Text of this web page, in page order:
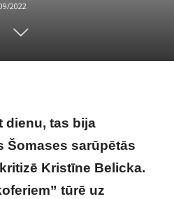
2022
dienu, tas bija
Šomases sarūpētās
Kristīne Belicka.
tūrē uz